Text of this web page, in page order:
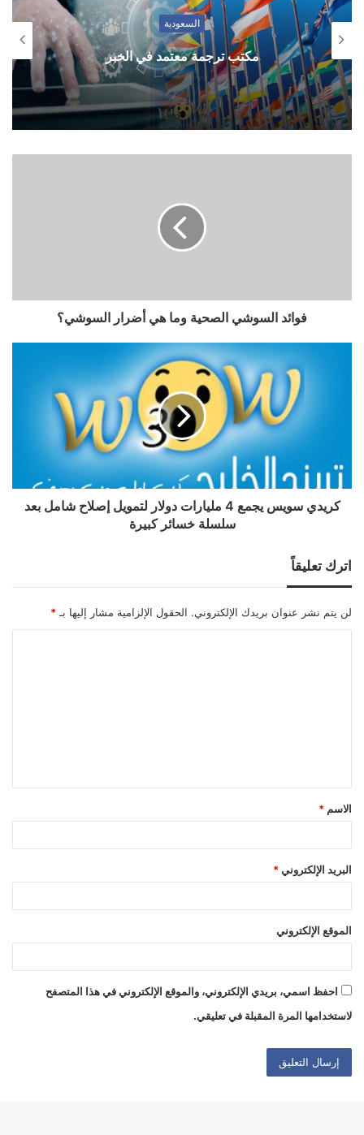
السعودية
مكتب ترجمة معتمد في الخبر
فوائد السوشي الصحية وما هي أضرار السوشي؟
كريدي سويس يجمع 4 مليارات دولار لتمويل إصلاح شامل بعد
سلسلة خسائر كبيرة
اترك تعليقاً
لن يتم نشر عنوان بريدك الإلكتروني. الحقول الإلزامية مشار إليها بـ *
ق
*
الاسم *
البريد الإلكتروني *
الموقع الإلكتروني
احفظ اسمي، بريدي الإلكتروني، والموقع الإلكتروني في هذا المتصفح
لاستخدامها المرة المقبلة في تعليقي.